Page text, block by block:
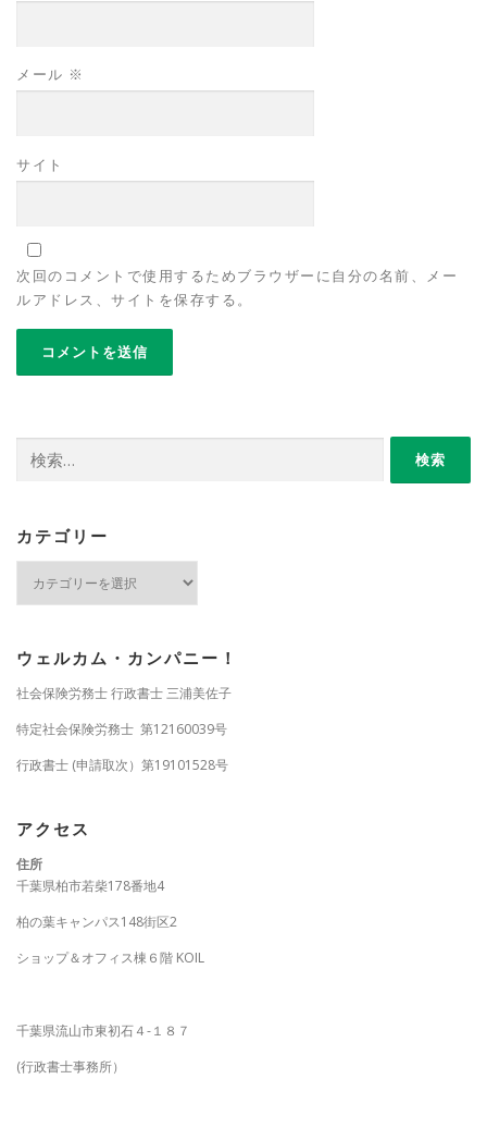
メール ※
サイト
次回のコメントで使用するためブラウザーに自分の名前、メー
ルアドレス、サイトを保存する。
索:
カテゴリー
ー
ウェルカム・カンパニー！
社会保険労務士 行政書士 三浦美佐子
特定社会保険労務士 第12160039号
行政書士 (申請取次）第19101528号
アクセス
住所
千葉県柏市若柴178番地4
柏の葉キャンパス148街区2
ショップ＆オフィス棟６階 KOIL
千葉県流山市東初石４-１８７
(行政書士事務所）